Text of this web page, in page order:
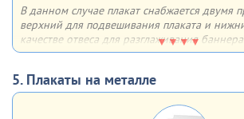
В данном случае плакат снабжается двумя
верхний для подвешивания плаката и
качестве отвеса для разглаживания
быть как односторонним, так и
5. Плакаты на металле